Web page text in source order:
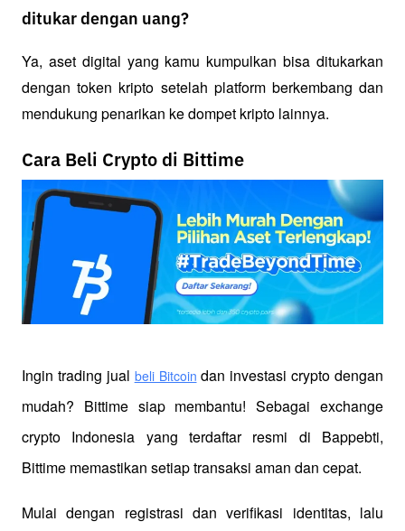
ditukar dengan uang?
Ya, aset digital yang kamu kumpulkan bisa ditukarkan
dengan token kripto setelah platform berkembang dan
mendukung penarikan ke dompet kripto lainnya.
Cara Beli Crypto di Bittime
Ingin trading jual beli Bitcoin dan investasi crypto dengan
mudah? Bittime siap membantu! Sebagai exchange
crypto Indonesia yang terdaftar resmi di Bappebti,
Bittime memastikan setiap transaksi aman dan cepat.
Mulai dengan registrasi dan verifikasi identitas, lalu